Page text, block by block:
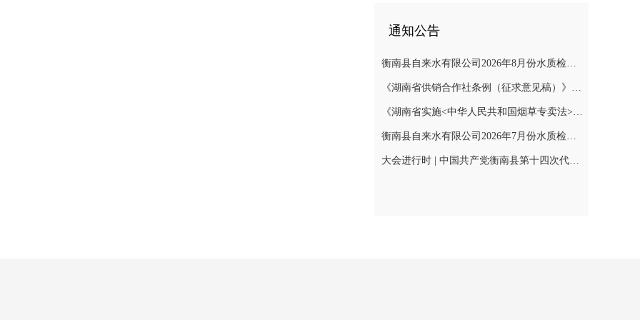
通知公告
衡南县自来水有限公司2026年8月份水质检测报告
《湖南省供销合作社条例（征求意见稿）》公开征集意见
《湖南省实施<中华人民共和国烟草专卖法>若干规定（征求意见稿）》公开征集意见
衡南县自来水有限公司2026年7月份水质检测报告公示
大会进行时 | 中国共产党衡南县第十四次代表大会召开预备会议第二阶段会议